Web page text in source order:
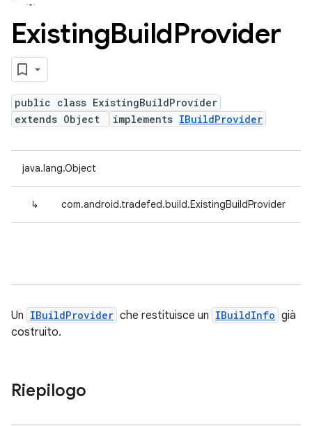
ExistingBuildProvider
public class ExistingBuildProvider
extends Object
implements IBuildProvider
java.lang.Object
↳ com.android.tradefed.build.ExistingBuildProvider
Un IBuildProvider che restituisce un IBuildInfo già
costruito.
Riepilogo